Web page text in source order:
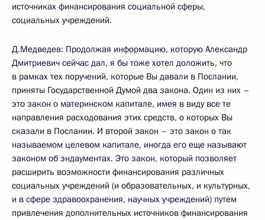
источниках финансирования социальной сферы,
социальных учреждений.
Д.Медведев: Продолжая информацию, которую Александр
Дмитриевич сейчас дал, я бы тоже хотел доложить, что
в рамках тех поручений, которые Вы давали в Послании,
приняты Государственной Думой два закона. Один из них –
это закон о материнском капитале, имея в виду все те
направления расходования этих средств, о которых Вы
сказали в Послании. И второй закон – это закон о так
называемом целевом капитале, иногда его еще называют
законом об эндаументах. Это закон, который позволяет
расширить возможности финансирования различных
социальных учреждений (и образовательных, и культурных,
и в сфере здравоохранения, научных учреждений) путем
привлечения дополнительных источников финансирования